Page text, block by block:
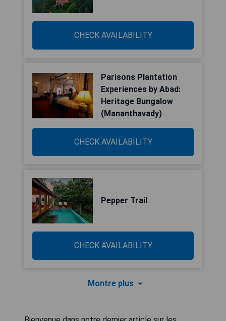
CHECK AVAILABILITY
Parisons Plantation
Experiences by Abad:
Heritage Bungalow
(Mananthavady)
CHECK AVAILABILITY
Pepper Trail
CHECK AVAILABILITY
Montre plus